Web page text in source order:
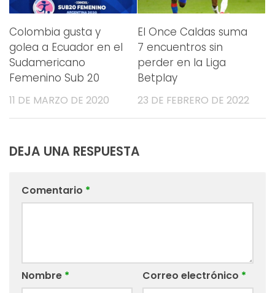
Colombia gusta y
golea a Ecuador en el
Sudamericano
Femenino Sub 20
11 DE MARZO DE 2020
El Once Caldas suma
7 encuentros sin
perder en la Liga
Betplay
23 DE FEBRERO DE 2022
DEJA UNA RESPUESTA
Comentario *
Nombre * Correo electrónico *